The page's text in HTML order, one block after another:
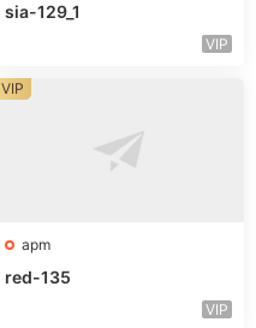
sia-129_1
VIP
apm
red-135
VIP
VIP